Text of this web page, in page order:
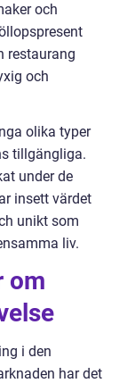
och
restaurang
och
olika typer
tillgängliga.
under de
insett värdet
unikt som
liv.
om
i den
har det